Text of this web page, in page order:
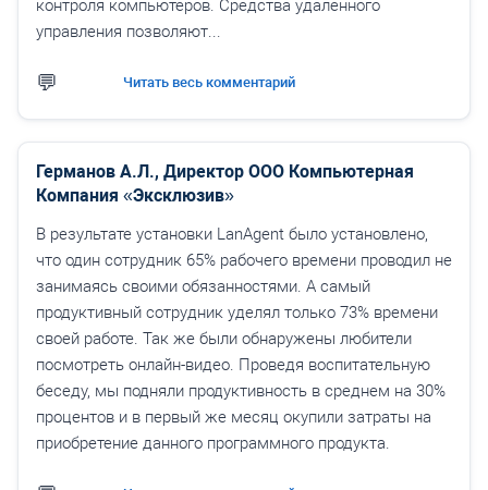
контроля компьютеров. Средства удаленного
управления позволяют...
Читать весь комментарий
Германов А.Л., Директор ООО Компьютерная
Компания «Эксклюзив»
В результате установки LanAgent было установлено,
что один сотрудник 65% рабочего времени проводил не
занимаясь своими обязанностями. А самый
продуктивный сотрудник уделял только 73% времени
своей работе. Так же были обнаружены любители
посмотреть онлайн-видео. Проведя воспитательную
беседу, мы подняли продуктивность в среднем на 30%
процентов и в первый же месяц окупили затраты на
приобретение данного программного продукта.